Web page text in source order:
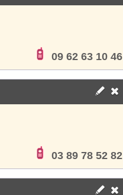
09 62 63 10 46
03 89 78 52 82